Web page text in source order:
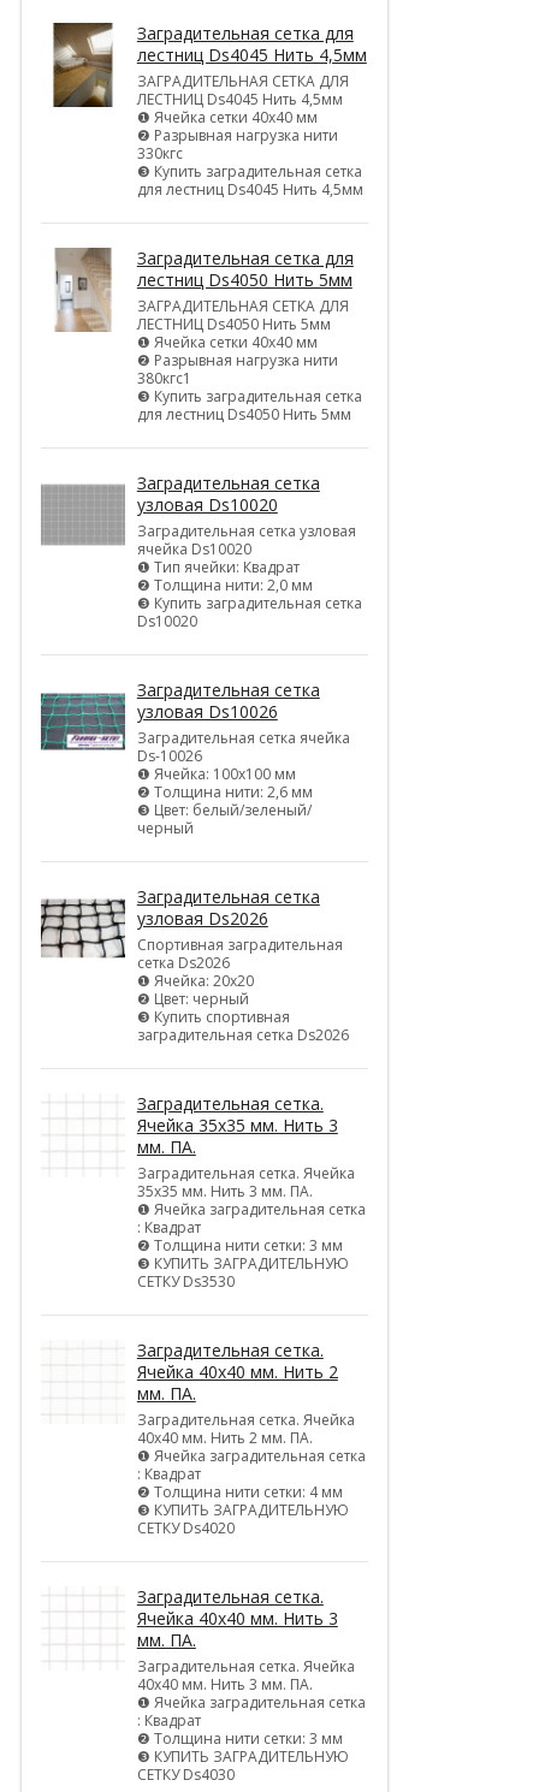
Заградительная сетка для
лестниц Ds4045 Нить 4,5мм
ЗАГРАДИТЕЛЬНАЯ СЕТКА ДЛЯ
ЛЕСТНИЦ Ds4045 Нить 4,5мм
❶ Ячейка сетки 40х40 мм
❷ Разрывная нагрузка нити
330кгс
❸ Купить заградительная сетка
для лестниц Ds4045 Нить 4,5мм
Заградительная сетка для
лестниц Ds4050 Нить 5мм
ЗАГРАДИТЕЛЬНАЯ СЕТКА ДЛЯ
ЛЕСТНИЦ Ds4050 Нить 5мм
❶ Ячейка сетки 40х40 мм
❷ Разрывная нагрузка нити
380кгс1
❸ Купить заградительная сетка
для лестниц Ds4050 Нить 5мм
Заградительная сетка
узловая Ds10020
Заградительная сетка узловая
ячейка Ds10020
❶ Тип ячейки: Квадрат
❷ Толщина нити: 2,0 мм
❸ Купить заградительная сетка
Ds10020
Заградительная сетка
узловая Ds10026
Заградительная сетка ячейка
Ds-10026
❶ Ячейка: 100х100 мм
❷ Толщина нити: 2,6 мм
❸ Цвет: белый/зеленый/
черный
Заградительная сетка
узловая Ds2026
Спортивная заградительная
сетка Ds2026
❶ Ячейка: 20х20
❷ Цвет: черный
❸ Купить спортивная
заградительная сетка Ds2026
Заградительная сетка.
Ячейка 35х35 мм. Нить 3
мм. ПА.
Заградительная сетка. Ячейка
35х35 мм. Нить 3 мм. ПА.
❶ Ячейка заградительная сетка
: Квадрат
❷ Толщина нити сетки: 3 мм
❸ КУПИТЬ ЗАГРАДИТЕЛЬНУЮ
СЕТКУ Ds3530
Заградительная сетка.
Ячейка 40х40 мм. Нить 2
мм. ПА.
Заградительная сетка. Ячейка
40х40 мм. Нить 2 мм. ПА.
❶ Ячейка заградительная сетка
: Квадрат
❷ Толщина нити сетки: 4 мм
❸ КУПИТЬ ЗАГРАДИТЕЛЬНУЮ
СЕТКУ Ds4020
Заградительная сетка.
Ячейка 40х40 мм. Нить 3
мм. ПА.
Заградительная сетка. Ячейка
40х40 мм. Нить 3 мм. ПА.
❶ Ячейка заградительная сетка
: Квадрат
❷ Толщина нити сетки: 3 мм
❸ КУПИТЬ ЗАГРАДИТЕЛЬНУЮ
СЕТКУ Ds4030